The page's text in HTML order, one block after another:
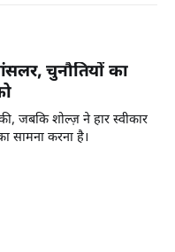
चुनौतियों का
जबकि शोल्ज़ ने हार स्वीकार
सामना करना है।